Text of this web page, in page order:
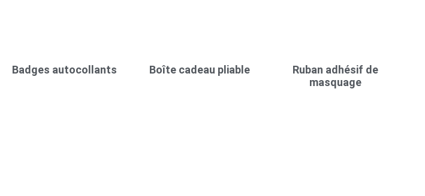
Badges autocollants Boîte cadeau pliable
Ruban adhésif de
masquage